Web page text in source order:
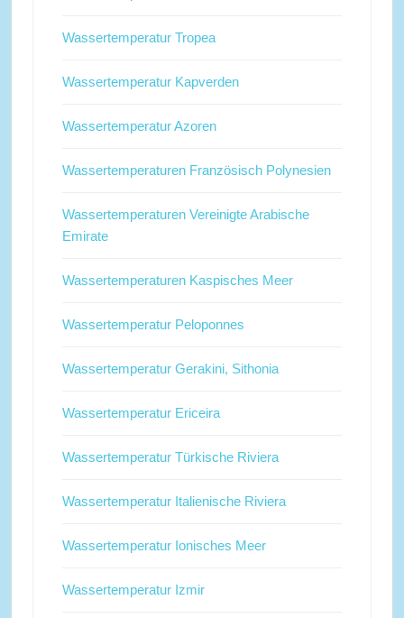
Wassertemperatur Tropea
Wassertemperatur Kapverden
Wassertemperatur Azoren
Wassertemperaturen Französisch Polynesien
Wassertemperaturen Vereinigte Arabische
Emirate
Wassertemperaturen Kaspisches Meer
Wassertemperatur Peloponnes
Wassertemperatur Gerakini, Sithonia
Wassertemperatur Ericeira
Wassertemperatur Türkische Riviera
Wassertemperatur Italienische Riviera
Wassertemperatur Ionisches Meer
Wassertemperatur Izmir